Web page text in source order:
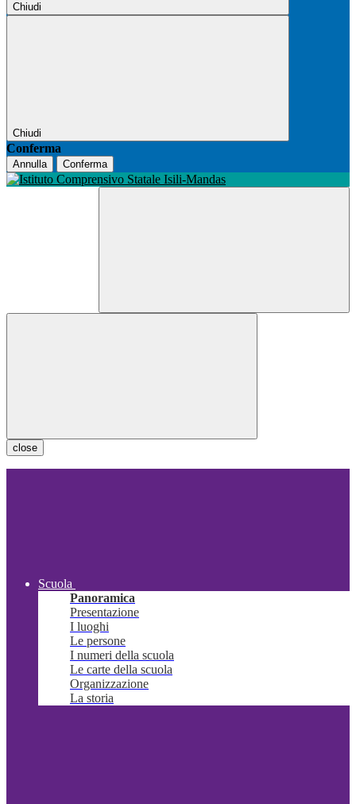
Chiudi
Chiudi
Conferma
Annulla Conferma
close
Scuola
Panoramica
Presentazione
I luoghi
Le persone
I numeri della scuola
Le carte della scuola
Organizzazione
La storia